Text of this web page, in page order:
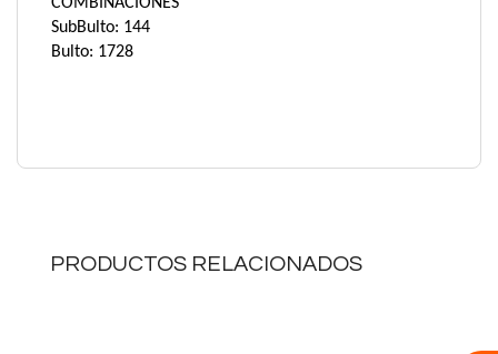
COMBINACIONES
SubBulto: 144
Bulto: 1728
PRODUCTOS RELACIONADOS